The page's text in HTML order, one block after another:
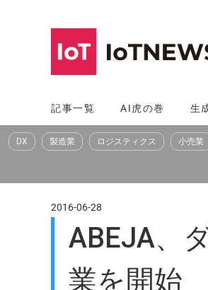
へ
ス
記事一覧 AI虎の巻 生
DX 製造業 ロジスティクス 小売業
2016-06-28
ABEJA、
業を開始